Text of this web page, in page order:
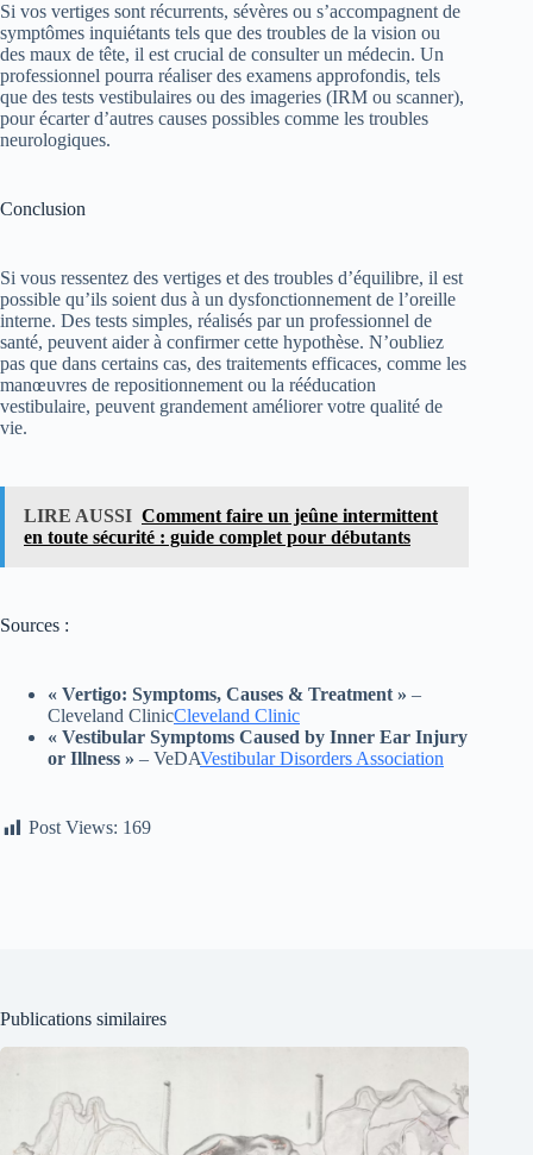
Si vos vertiges sont récurrents, sévères ou s’accompagnent de
symptômes inquiétants tels que des troubles de la vision ou
des maux de tête, il est crucial de consulter un médecin. Un
professionnel pourra réaliser des examens approfondis, tels
que des tests vestibulaires ou des imageries (IRM ou scanner),
pour écarter d’autres causes possibles comme les troubles
neurologiques.
Conclusion
Si vous ressentez des vertiges et des troubles d’équilibre, il est
possible qu’ils soient dus à un dysfonctionnement de l’oreille
interne. Des tests simples, réalisés par un professionnel de
santé, peuvent aider à confirmer cette hypothèse. N’oubliez
pas que dans certains cas, des traitements efficaces, comme les
manœuvres de repositionnement ou la rééducation
vestibulaire, peuvent grandement améliorer votre qualité de
vie.
LIRE AUSSI Comment faire un jeûne intermittent
en toute sécurité : guide complet pour débutants
Sources :
« Vertigo: Symptoms, Causes & Treatment » –
Cleveland Clinic​Cleveland Clinic
« Vestibular Symptoms Caused by Inner Ear Injury
or Illness » – VeDA​Vestibular Disorders Association
Post Views: 169
Publications similaires